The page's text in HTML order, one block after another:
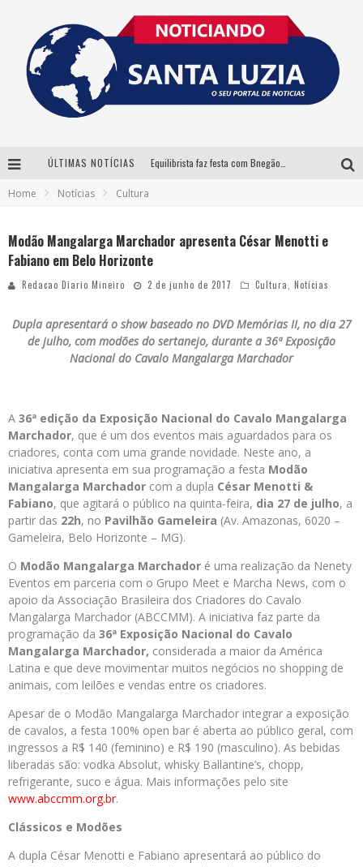
ÚLTIMAS NOTÍCIAS
Home Notícias Cultura
Modão Mangalarga Marchador apresenta César Menotti e
Fabiano em Belo Horizonte
Redacao Diario Mineiro 2 de junho de 2017 Cultura Notícias
Dupla apresentará o show baseado no DVD Memórias II, no dia 27
de julho, com modões do sertanejo, durante a 36ª Exposição
Nacional do Cavalo Mangalarga Marchador
A 36ª edição da Exposição Nacional do Cavalo Mangalarga
Marchador, que é um dos eventos mais aguardados para os
criadores, conta com uma grande novidade. Neste ano, a
iniciativa apresenta em sua programação a festa Modão
Mangalarga Marchador com a dupla César Menotti &
Fabiano, que agitará o público na quinta-feira, dia 27 de julho, a
partir das 22h, no Pavilhão Gameleira (Av. Amazonas, 6020 –
Gameleira, Belo Horizonte – MG).
O Modão Mangalarga Marchador é uma realização da Nenety
Eventos em parceria com o Grupo Meet e Marcha News, com o
apoio da Associação Brasileira dos Criadores do Cavalo
Mangalarga Marchador (ABCCMM). A iniciativa faz parte da
programação da 36ª Exposição Nacional do Cavalo
Mangalarga Marchador, considerada a maior da América
Latina e que deve movimentar muitos negócios no shopping de
animais, com leilões e vendas entre os criadores.
Apesar de o Modão Mangalarga Marchador integrar a exposição
de cavalos, a festa 100% open bar é aberta ao público geral, com
ingressos a R$ 140 (feminino) e R$ 190 (masculino). As bebidas
liberadas são: vodka Absolut, whisky Ballantine’s, chopp,
refrigerante, suco e água. Mais informações pelo site
www.abccmm.org.br.
Clássicos e Modões
A dupla César Menotti e Fabiano apresentará ao público do